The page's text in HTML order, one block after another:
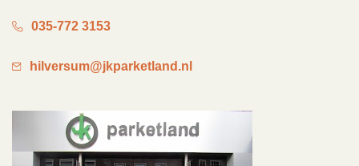
035-772 3153
hilversum@jkparketland.nl